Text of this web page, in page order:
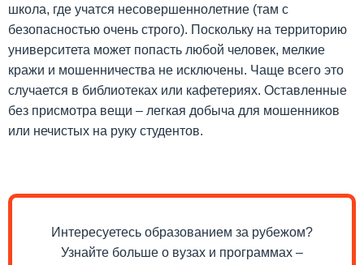
школа, где учатся несовершеннолетние (там с
безопасностью очень строго). Поскольку на территорию
университета может попасть любой человек, мелкие
кражи и мошенничества не исключены. Чаще всего это
случается в библиотеках или кафетериях. Оставленные
без присмотра вещи – легкая добыча для мошенников
или нечистых на руку студентов.
Интересуетесь образованием за рубежом?
Узнайте больше о вузах и программах –